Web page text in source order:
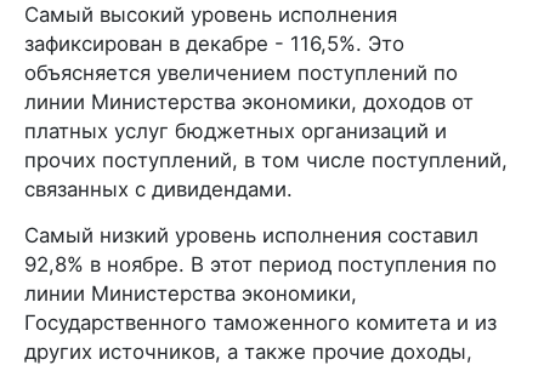
Самый высокий уровень исполнения
зафиксирован в декабре - 116,5%. Это
объясняется увеличением поступлений по
линии Министерства экономики, доходов от
платных услуг бюджетных организаций и
прочих поступлений, в том числе поступлений,
связанных с дивидендами.
Самый низкий уровень исполнения составил
92,8% в ноябре. В этот период поступления по
линии Министерства экономики,
Государственного таможенного комитета и из
других источников, а также прочие доходы,